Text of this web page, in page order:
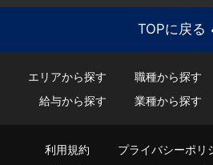
TOPに戻る
エリアから探す 職種から探す
給与から探す
業種から探す
利用規約 プライバシーポリ